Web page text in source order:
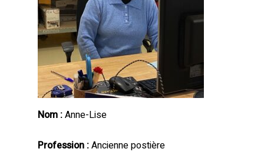
Nom :Anne-Lise
Profession :Ancienne postière